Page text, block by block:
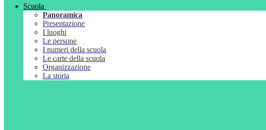
Scuola
Panoramica
Presentazione
I luoghi
Le persone
I numeri della scuola
Le carte della scuola
Organizzazione
La storia